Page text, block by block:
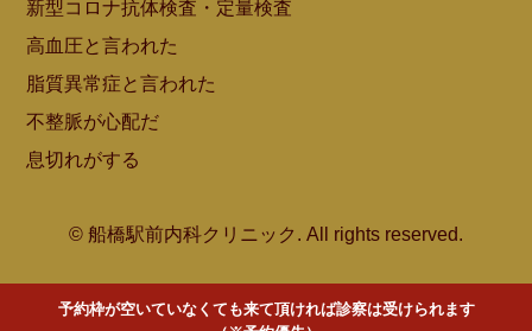
予約枠が空いていなくても来て頂ければ診察は受けられます
新型コロナ抗体検査・定量検査
高血圧と言われた
脂質異常症と言われた
不整脈が心配だ
息切れがする
© 船橋駅前内科クリニック. All rights reserved.